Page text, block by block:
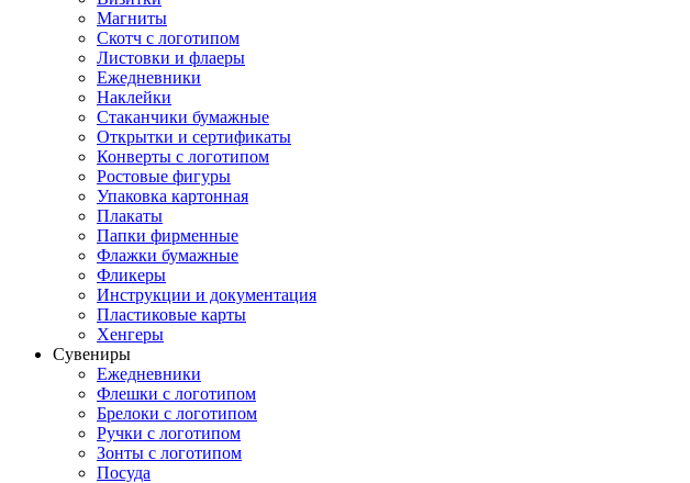
Магниты
Скотч с логотипом
Листовки и флаеры
Ежедневники
Наклейки
Стаканчики бумажные
Открытки и сертификаты
Конверты с логотипом
Ростовые фигуры
Упаковка картонная
Плакаты
Папки фирменные
Флажки бумажные
Фликеры
Инструкции и документация
Пластиковые карты
Хенгеры
Сувениры
Ежедневники
Флешки с логотипом
Брелоки с логотипом
Ручки с логотипом
Зонты с логотипом
Посуда